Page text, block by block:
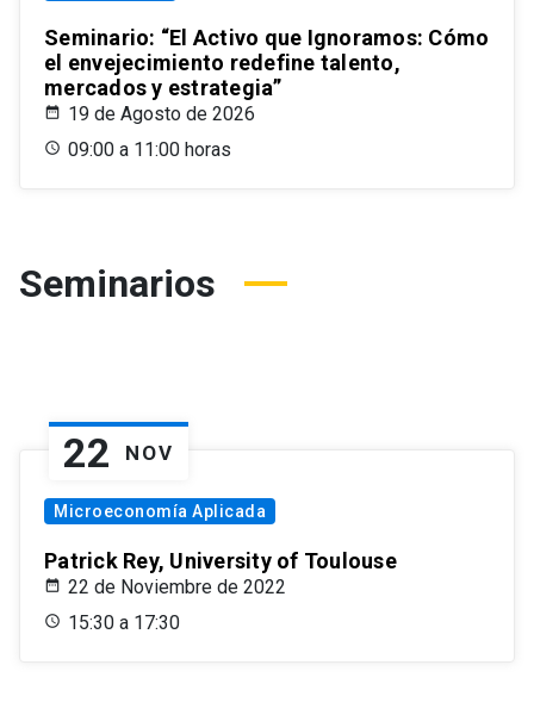
Seminario: “El Activo que Ignoramos: Cómo
el envejecimiento redefine talento,
mercados y estrategia”
19 de Agosto de 2026
09:00 a 11:00 horas
Seminarios
22 NOV
Microeconomía Aplicada
Patrick Rey, University of Toulouse
22 de Noviembre de 2022
15:30 a 17:30